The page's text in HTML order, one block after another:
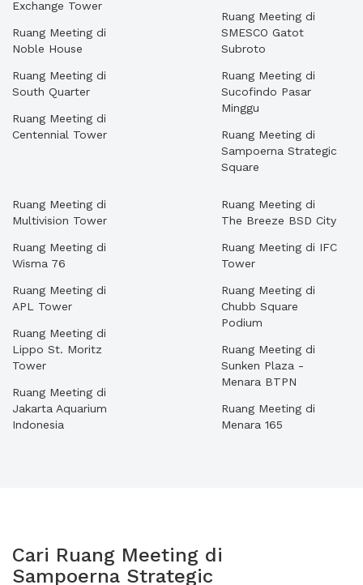
Exchange Tower
Ruang Meeting di
Noble House
Ruang Meeting di
South Quarter
Ruang Meeting di
Centennial Tower
Ruang Meeting di
SMESCO Gatot
Subroto
Ruang Meeting di
Sucofindo Pasar
Minggu
Ruang Meeting di
Sampoerna Strategic
Square
Ruang Meeting di
Multivision Tower
Ruang Meeting di
Wisma 76
Ruang Meeting di
APL Tower
Ruang Meeting di
Lippo St. Moritz
Tower
Ruang Meeting di
Jakarta Aquarium
Indonesia
Ruang Meeting di
The Breeze BSD City
Ruang Meeting di IFC
Tower
Ruang Meeting di
Chubb Square
Podium
Ruang Meeting di
Sunken Plaza -
Menara BTPN
Ruang Meeting di
Menara 165
Cari Ruang Meeting di
Sampoerna Strategic